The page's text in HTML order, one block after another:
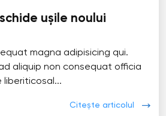
ușile noului
magna adipisicing qui.
aliquip non consequat officia
liberiticosal...
Citește articolul